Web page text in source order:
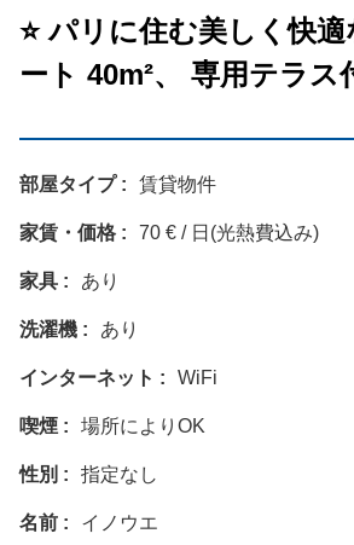
⭐ パリに住む美しく快
ート 40m²、 専用テラス
部屋タイプ 賃貸物件
家賃・価格 70 € / 日(光熱費込み)
家具 あり
洗濯機 あり
インターネット WiFi
喫煙 場所によりOK
性別 指定なし
名前 イノウエ